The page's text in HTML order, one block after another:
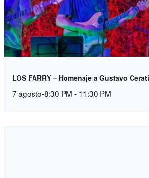
LOS FARRY – Homenaje a Gustavo Cerati
7 agosto-8:30 PM - 11:30 PM